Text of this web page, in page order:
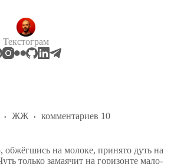
Текстограм
ЖЖ комментариев 10
обжёгшись на молоке, принято дуть на
только замаячит на горизонте мало-